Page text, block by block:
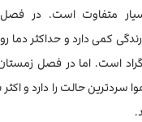
متفاوت است. در فصل
کمی دارد و حداکثر دما
گراد است. اما در فصل
سردترین حالت را دارد و اکثر